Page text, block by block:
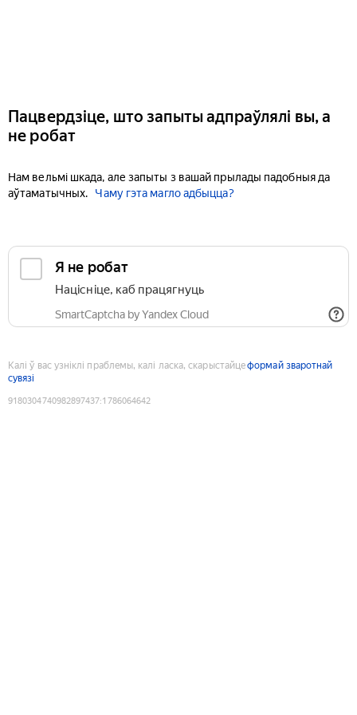
Пацвердзіце, што запыты адпраўлялі вы, а
не робат
Нам вельмі шкада, але запыты з вашай прылады падобныя да
аўтаматычных.
Чаму гэта магло адбыцца?
Я не робат
Націсніце, каб працягнуць
SmartCaptcha by Yandex Cloud
Калі ў вас узніклі праблемы, калі ласка, скарыстайцеформай зваротнай
сувязі
9180304740982897437:1786064642